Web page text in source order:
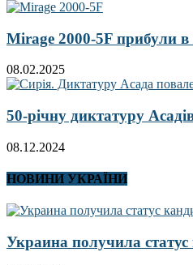
Mirage 2000-5F прибули в
08.02.2025
50-річну диктатуру
08.12.2024
НОВИНИ УКРАЇНИ
Украина получила